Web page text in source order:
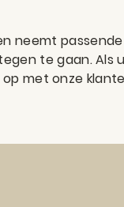
neemt
te gaan.
met onze